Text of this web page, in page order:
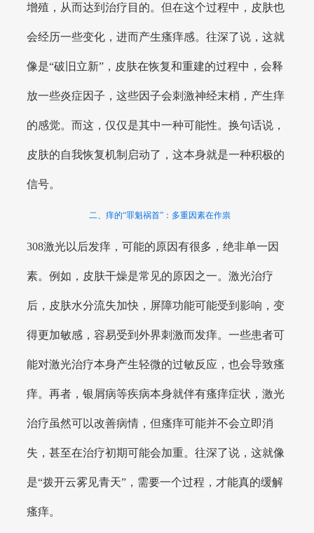
增殖，从而达到治疗目的。但在这个过程中，皮肤也
会经历一些变化，进而产生瘙痒感。往深了说，这就
像是“破旧立新”，皮肤在恢复和重建的过程中，会释
放一些炎症因子，这些因子会刺激神经末梢，产生痒
的感觉。而这，仅仅是其中一种可能性。换句话说，
皮肤的自我恢复机制启动了，这本身就是一种积极的
信号。
二、痒的“罪魁祸首”：多重因素在作祟
308激光以后发痒，可能的原因有很多，绝非单一因
素。例如，皮肤干燥是常见的原因之一。激光治疗
后，皮肤水分流失加快，屏障功能可能受到影响，变
得更加敏感，容易受到外界刺激而发痒。一些患者可
能对激光治疗本身产生轻微的过敏反应，也会导致瘙
痒。再者，银屑病等疾病本身就伴有瘙痒症状，激光
治疗虽然可以改善病情，但瘙痒可能并不会立即消
失，甚至在治疗初期可能会加重。往深了说，这就像
是“拨开云雾见青天”，需要一个过程，才能真的缓解
瘙痒。